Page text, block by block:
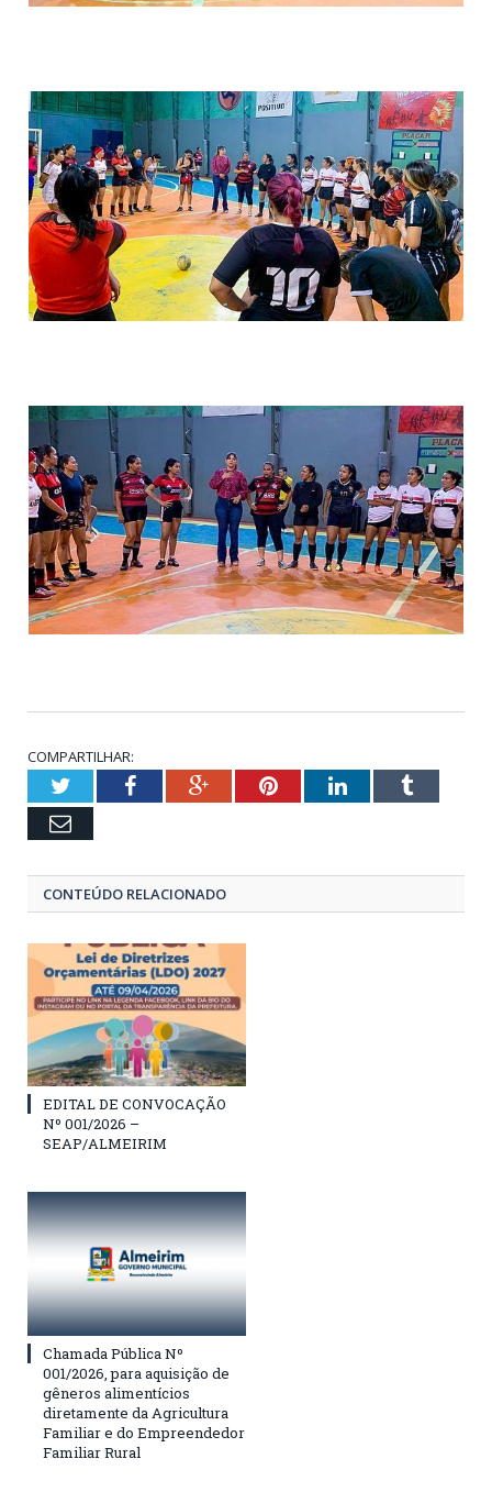
COMPARTILHAR:
TwitterFacebookGoogle+PinterestLinkedInTumblr
Email
CONTEÚDO RELACIONADO
EDITAL DE CONVOCAÇÃO
Nº 001/2026 –
SEAP/ALMEIRIM
Chamada Pública Nº
001/2026, para aquisição de
gêneros alimentícios
diretamente da Agricultura
Familiar e do Empreendedor
Familiar Rural